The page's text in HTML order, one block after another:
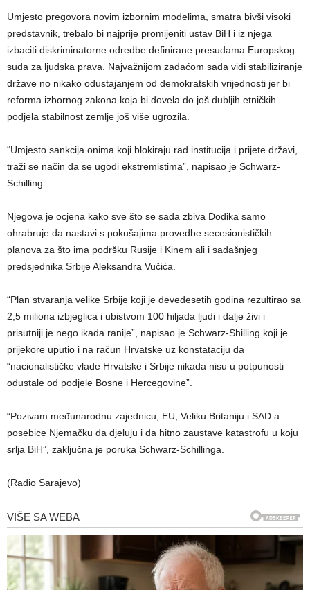
Umjesto pregovora novim izbornim modelima, smatra bivši visoki
predstavnik, trebalo bi najprije promijeniti ustav BiH i iz njega
izbaciti diskriminatorne odredbe definirane presudama Europskog
suda za ljudska prava. Najvažnijom zadaćom sada vidi stabiliziranje
države no nikako odustajanjem od demokratskih vrijednosti jer bi
reforma izbornog zakona koja bi dovela do još dubljih etničkih
podjela stabilnost zemlje još više ugrozila.
“Umjesto sankcija onima koji blokiraju rad institucija i prijete državi,
traži se način da se ugodi ekstremistima”, napisao je Schwarz-
Schilling.
Njegova je ocjena kako sve što se sada zbiva Dodika samo
ohrabruje da nastavi s pokušajima provedbe secesionističkih
planova za što ima podršku Rusije i Kinem ali i sadašnjeg
predsjednika Srbije Aleksandra Vučića.
“Plan stvaranja velike Srbije koji je devedesetih godina rezultirao sa
2,5 miliona izbjeglica i ubistvom 100 hiljada ljudi i dalje živi i
prisutniji je nego ikada ranije”, napisao je Schwarz-Shilling koji je
prijekore uputio i na račun Hrvatske uz konstataciju da
“nacionalističke vlade Hrvatske i Srbije nikada nisu u potpunosti
odustale od podjele Bosne i Hercegovine”.
“Pozivam međunarodnu zajednicu, EU, Veliku Britaniju i SAD a
posebice Njemačku da djeluju i da hitno zaustave katastrofu u koju
srlja BiH”, zaključna je poruka Schwarz-Schillinga.
(Radio Sarajevo)